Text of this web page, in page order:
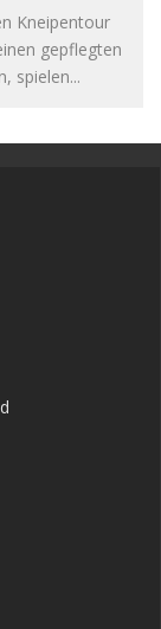
Kneipentour
gepflegten
spielen...